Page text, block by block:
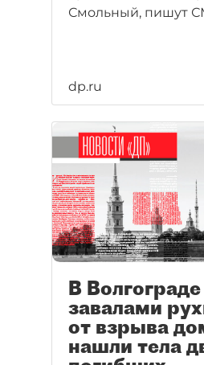
Смольный, пишут
dp.ru
В
завалами
от взрыва
нашли тела